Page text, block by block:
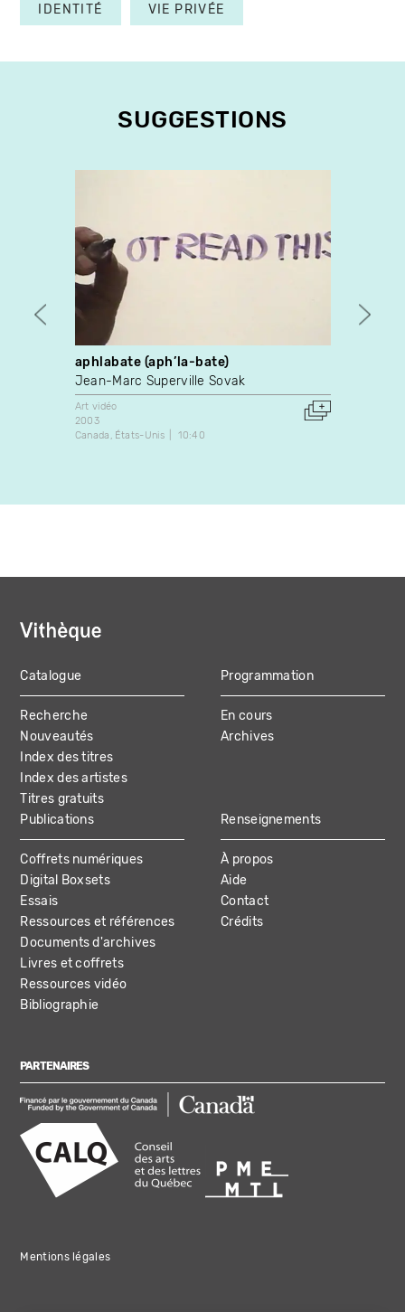
IDENTITÉ VIE PRIVÉE
SUGGESTIONS
aphlabate (aph’la-bate)
Jean-Marc Superville Sovak
Art vidéo
2003
Canada
États-Unis 10:40
MAIN
NAVIGATION
Catalogue
Recherche
Nouveautés
Index des titres
Index des artistes
Titres gratuits
Programmation
En cours
Archives
Publications
Coffrets numériques
Digital Boxsets
Essais
Ressources et références
Documents d'archives
Livres et coffrets
Ressources vidéo
Bibliographie
Renseignements
À propos
Aide
Contact
Crédits
PARTENAIRES
Mentions légales